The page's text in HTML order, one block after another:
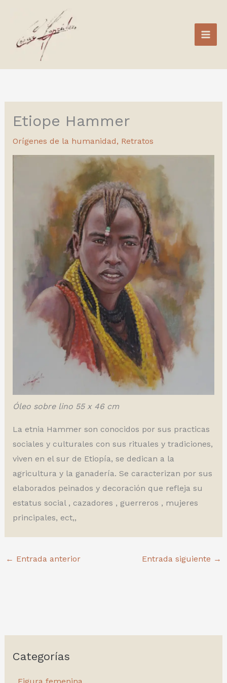
contenido
Etiope Hammer
Orígenes de la humanidad, Retratos
Óleo sobre lino 55 x 46 cm
La etnia Hammer son conocidos por sus practicas
sociales y culturales con sus rituales y tradiciones,
viven en el sur de Etiopía, se dedican a la
agricultura y la ganadería. Se caracterizan por sus
elaborados peinados y decoración que refleja su
estatus social , cazadores , guerreros , mujeres
principales, ect,,
← Entrada anterior Entrada siguiente →
Categorías